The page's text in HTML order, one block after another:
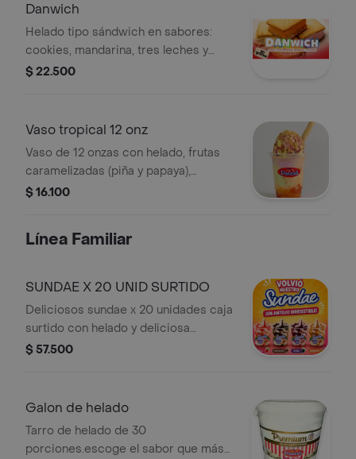
Danwich
Helado tipo sándwich en sabores:
cookies, mandarina, tres leches y
frutos del bosque. Un sabor por
$ 22.500
Vaso tropical 12 onz
Vaso de 12 onzas con helado, frutas
caramelizadas (piña y papaya),
mermelada al gusto, coco o maní, y
$ 16.100
Línea Familiar
SUNDAE X 20 UNID SURTIDO
Deliciosos sundae x 20 unidades caja
surtido con helado y deliciosa
mermelada sabores de fresa, mora,
$ 57.500
Galon de helado
Tarro de helado de 30
porciones.escoge el sabor que más